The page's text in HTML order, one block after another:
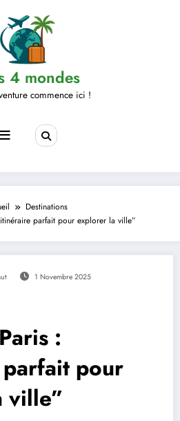
4 mondes
commence ici !
Destinations
parfait pour explorer la ville”
1 Novembre 2025
:
pour
ville”